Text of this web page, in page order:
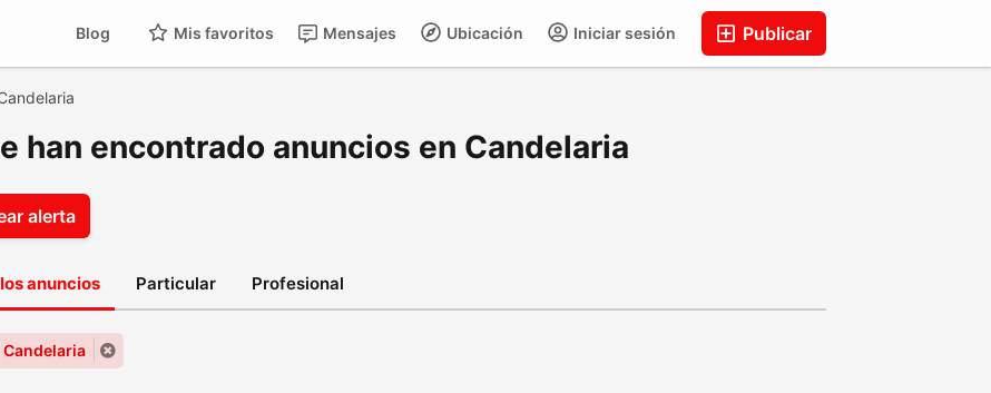
Publicar
Iniciar sesión
Ubicación
Mensajes
Mis favoritos
Blog
han encontrado anuncios en Candelaria
alerta
anuncios Particular Profesional